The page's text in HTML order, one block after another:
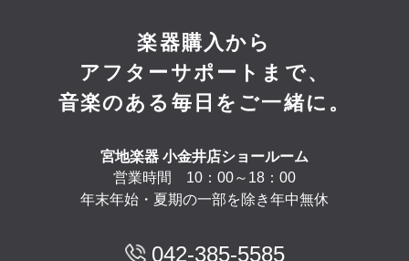
楽器購入から
アフターサポートまで、
音楽のある毎日をご一緒に。
宮地楽器 小金井店ショールーム
営業時間 10：00～18：00
年末年始・夏期の一部を除き年中無休
042-385-5585